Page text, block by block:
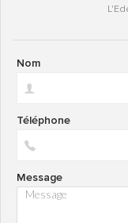
Nom
Téléphone
Message